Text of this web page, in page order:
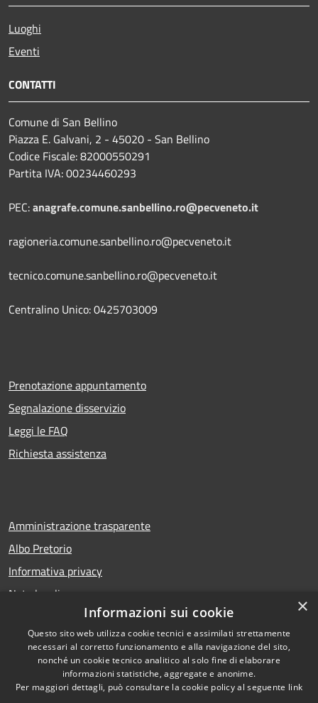
Luoghi
Eventi
CONTATTI
Comune di San Bellino
Piazza E. Galvani, 2 - 45020 - San Bellino
Codice Fiscale: 82000550291
Partita IVA: 00234460293
PEC:anagrafe.comune.sanbellino.ro@pecveneto.it
ragioneria.comune.sanbellino.ro@pecveneto.it
tecnico.comune.sanbellino.ro@pecveneto.it
Centralino Unico: 0425703009
Prenotazione appuntamento
Segnalazione disservizio
Leggi le FAQ
Richiesta assistenza
Amministrazione trasparente
Albo Pretorio
Informativa privacy
Note legali
Dichiarazione di accessibilità
RSS
Accessibilità
Copyright © 2026 • Comune di
San Bellino • Powered by
×
Informazioni sui cookie
Questo sito web utilizza cookie tecnici e assimilati strettamente
necessari al corretto funzionamento e alla navigazione del sito,
nonché un cookie tecnico analitico al solo fine di elaborare
informazioni statistiche, aggregate e anonime.
Per maggiori dettagli, può consultare la cookie policy al seguente link